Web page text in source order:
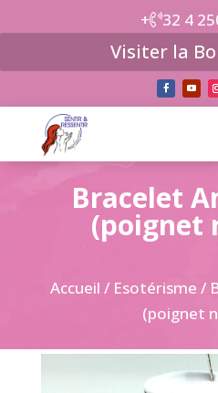
+ 32 4
Visiter la
Bracelet
(poignet
Accueil / Esotérisme /
(poignet